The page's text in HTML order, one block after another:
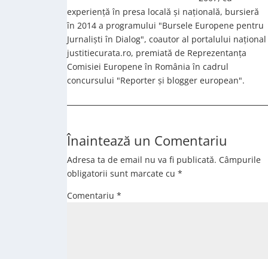
experiență în presa locală și națională, bursieră
în 2014 a programului "Bursele Europene pentru
Jurnaliști în Dialog", coautor al portalului național
justitiecurata.ro, premiată de Reprezentanța
Comisiei Europene în România în cadrul
concursului "Reporter și blogger european".
Înaintează un Comentariu
Adresa ta de email nu va fi publicată. Câmpurile
obligatorii sunt marcate cu *
Comentariu *